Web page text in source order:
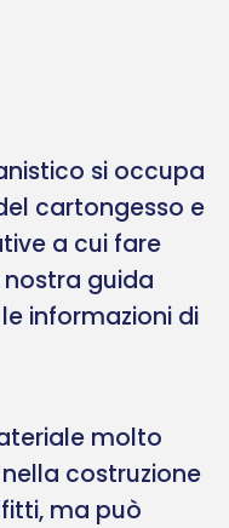
si occupa
cartongesso e
a cui fare
guida
informazioni di
molto
costruzione
ma può